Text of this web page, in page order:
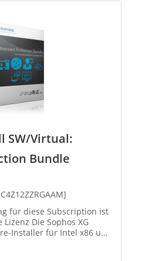
SW/Virtual:
Bundle
für diese Subscription ist
XG
Installer für Intel x86 und
a. VMware, Hyper-V,